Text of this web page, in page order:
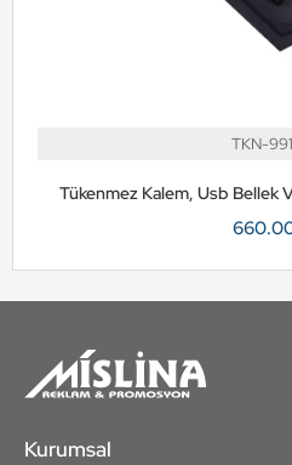
TKN-
Tükenmez Kalem, Usb Bellek
Kurumsal